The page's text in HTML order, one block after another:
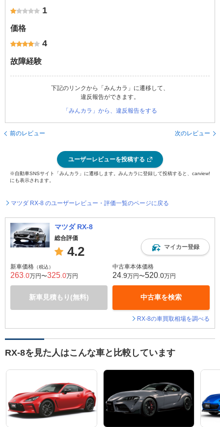
1
価格
4
故障経験
下記のリンクから「みんカラ」に遷移して、
違反報告ができます。
「みんカラ」から、違反報告をする
前のレビュー 次のレビュー
ユーザーレビューを投稿する
※自動車SNSサイト「みんカラ」に遷移します。みんカラに登録して投稿すると、carview!
にも表示されます。
マツダ RX-8 のユーザーレビュー・評価一覧のページに戻る
マツダ RX-8
総合評価
4.2 マイカー登録
新車価格 （税込）
263 .0万円〜325 .0万円
新車見積もり(無料)
中古車本体価格
24 .9万円〜520 .0万円
中古車を検索
RX-8の車買取相場を調べる
RX-8を見た人はこんな車と比較しています